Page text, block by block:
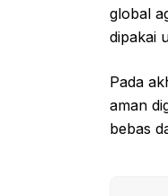
global
dipakai
Pada
aman
bebas